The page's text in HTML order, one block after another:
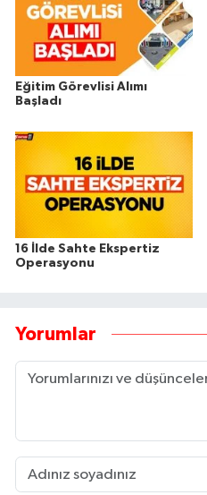
Eğitim Görevlisi Alımı
Başladı
16 İlde Sahte Ekspertiz
Operasyonu
Yorumlar